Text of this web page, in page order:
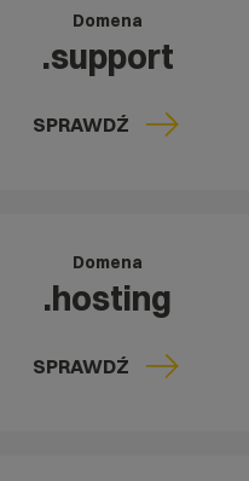
Domena
.support
SPRAWDŹ
Domena
.hosting
SPRAWDŹ